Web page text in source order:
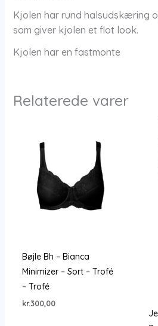
Kjolen har rund halsudskæring
som giver kjolen et flot look.
Kjolen har en fastmonte
Relaterede varer
Bøjle Bh – Bianca
Minimizer – Sort – Trofé
– Trofé
kr.300,00